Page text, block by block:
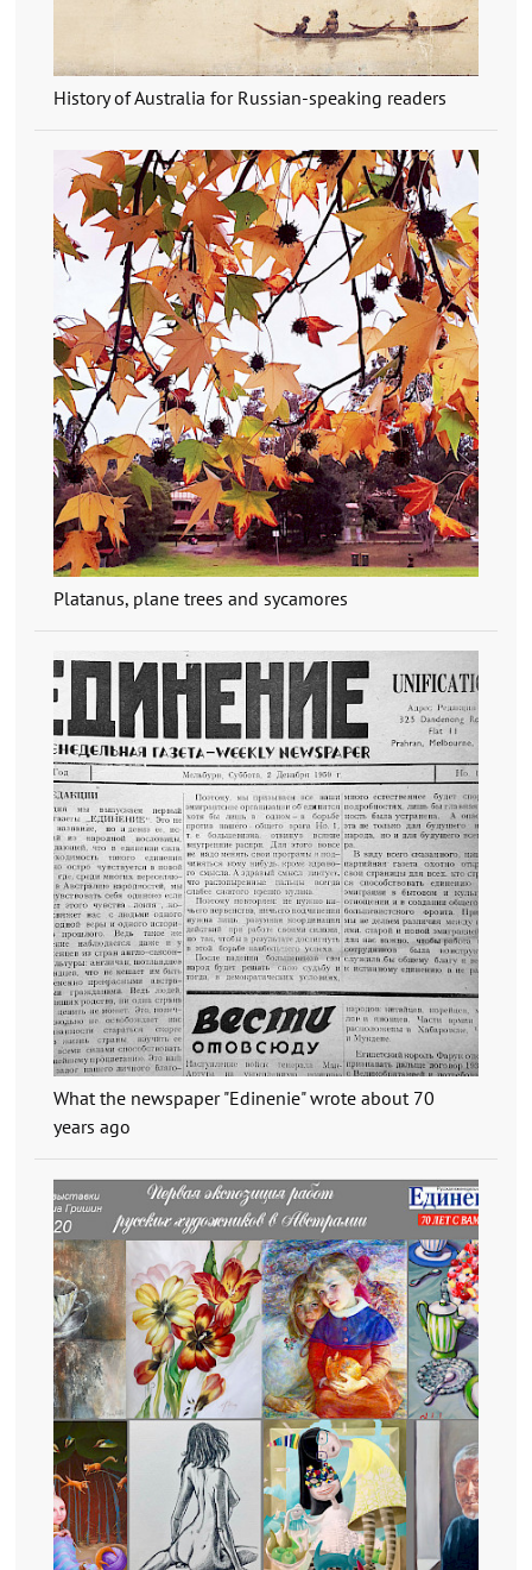
History of Australia for Russian-speaking readers
Platanus, plane trees and sycamores
What the newspaper "Edinenie" wrote about 70
years ago